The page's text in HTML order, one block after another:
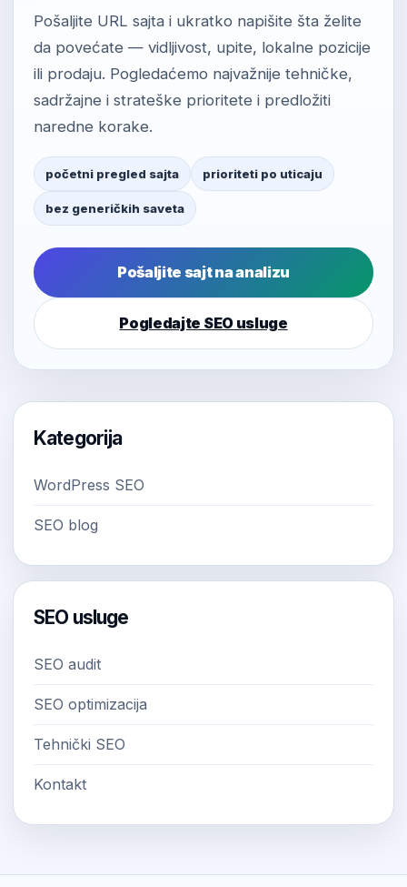
Pošaljite URL sajta i ukratko napišite šta želite
da povećate — vidljivost, upite, lokalne pozicije
ili prodaju. Pogledaćemo najvažnije tehničke,
sadržajne i strateške prioritete i predložiti
naredne korake.
početni pregled sajta prioriteti po uticaju
bez generičkih saveta
Pošaljite sajt na analizu
Pogledajte SEO usluge
Kategorija
WordPress SEO
SEO blog
SEO usluge
SEO audit
SEO optimizacija
Tehnički SEO
Kontakt